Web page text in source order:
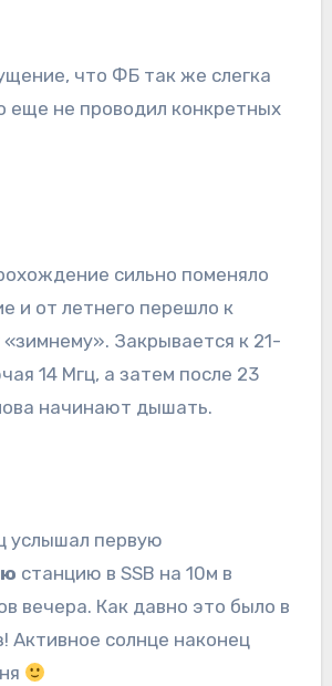
что ФБ так же слегка
еще не проводил конкретных
сильно поменяло
и от летнего перешло к
Закрывается к 21-
14 Мгц, а затем после 23
начинают дышать.
услышал первую
станцию в SSB на 10м в
вечера. Как давно это было в
Активное солнце наконец